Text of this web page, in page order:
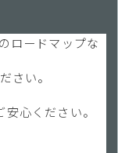
ロードマップな
さい。
心ください。